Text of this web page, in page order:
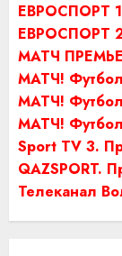
ЕВРОСПОРТ
ЕВРОСПОРТ
МАТЧ
МАТЧ!
МАТЧ!
МАТЧ!
Sport TV 3.
QAZSPORT.
Телеканал